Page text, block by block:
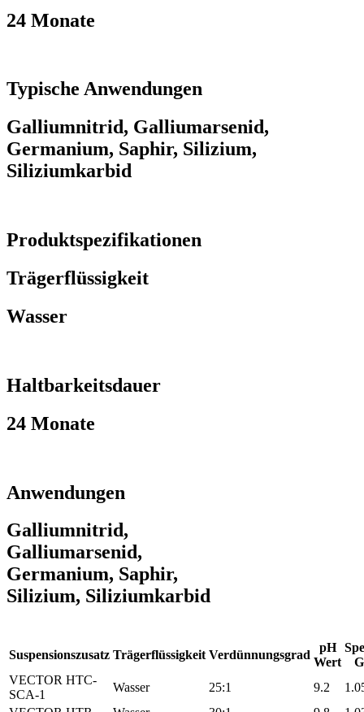
24 Monate
Typische Anwendungen
Galliumnitrid, Galliumarsenid,
Germanium, Saphir, Silizium,
Siliziumkarbid
Produktspezifikationen
Trägerflüssigkeit
Wasser
Haltbarkeitsdauer
24 Monate
Anwendungen
Galliumnitrid,
Galliumarsenid,
Germanium, Saphir,
Silizium, Siliziumkarbid
Suspensionszusatz Trägerflüssigkeit Verdünnungsgrad
pH
Wert
VECTOR HTC-
SCA-1
Wasser 25:1 9.2